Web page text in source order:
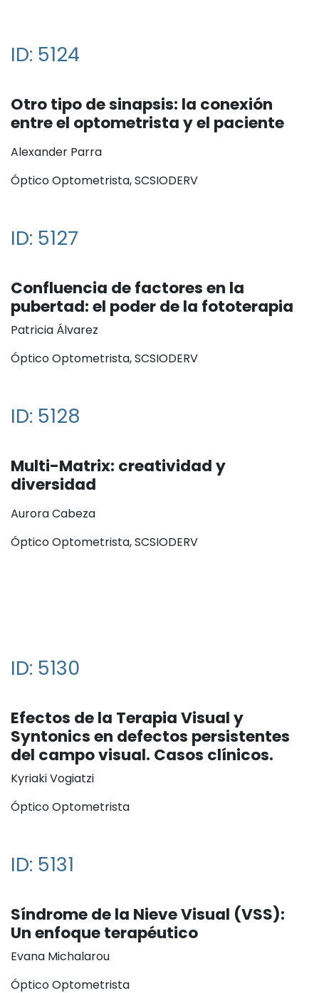
ID: 5124
Otro tipo de sinapsis: la conexión
entre el optometrista y el paciente
Alexander Parra
Óptico Optometrista, SCSIODERV
ID: 5127
Confluencia de factores en la
pubertad: el poder de la fototerapia
Patricia Álvarez
Óptico Optometrista, SCSIODERV
ID: 5128
Multi-Matrix: creatividad y
diversidad
Aurora Cabeza
Óptico Optometrista, SCSIODERV
ID: 5130
Efectos de la Terapia Visual y
Syntonics en defectos persistentes
del campo visual. Casos clínicos.
Kyriaki Vogiatzi
Óptico Optometrista
ID: 5131
Síndrome de la Nieve Visual (VSS):
Un enfoque terapéutico
Evana Michalarou
Óptico Optometrista